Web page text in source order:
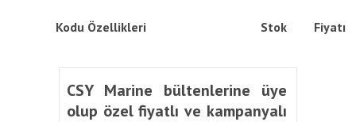
Kodu Özellikleri Stok Fiyatı
CSY Marine bültenlerine üye
olup özel fiyatlı ve kampanyalı